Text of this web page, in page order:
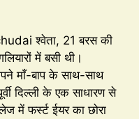
श्वेता, 21 बरस की
में बसी थी।
माँ-बाप के साथ-साथ
दिल्ली के एक साधारण से
में फर्स्ट ईयर का छोरा